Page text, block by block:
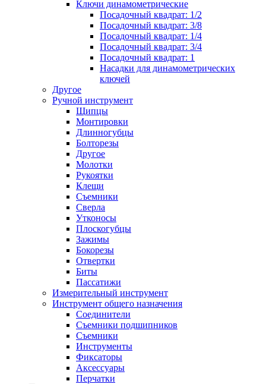
Ключи динамометрические
Посадочный квадрат: 1/2
Посадочный квадрат: 3/8
Посадочный квадрат: 1/4
Посадочный квадрат: 3/4
Посадочный квадрат: 1
Насадки для динамометрических
ключей
Другое
Ручной инструмент
Щипцы
Монтировки
Длинногубцы
Болторезы
Другое
Молотки
Рукоятки
Клещи
Съемники
Сверла
Утконосы
Плоскогубцы
Зажимы
Бокорезы
Отвертки
Биты
Пассатижи
Измерительный инструмент
Инструмент общего назначения
Соединители
Съемники подшипников
Съемники
Инструменты
Фиксаторы
Аксессуары
Перчатки